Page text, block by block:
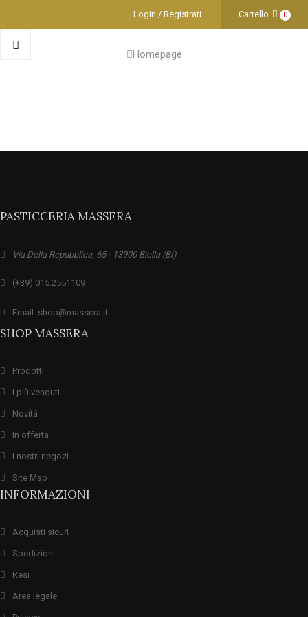
Login / Registrati Carrello 0
Homepage
PASTICCERIA MASSERA
Via Della Repubblica, 65 - 13900 Biella (BI)
(+39) 015.2551109
Email: shop@massera.it
SHOP MASSERA
Prodotti
I più venduti
Novità
In offerta
I nostri negozi
Site Map
INFORMAZIONI
Acquisti sicuri
Spedizioni
Resi
Area legale